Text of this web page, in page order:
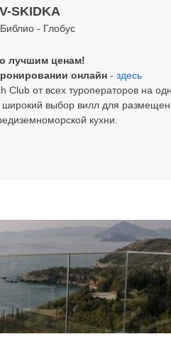
SKIDKA
- Глобус
лучшим ценам!
онлайн - здесь
от всех туроператоров на
выбор вилл для
кухни.